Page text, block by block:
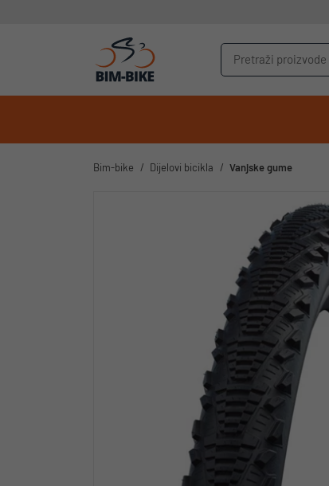
Bim-bike Dijelovi bicikla Vanjske gume